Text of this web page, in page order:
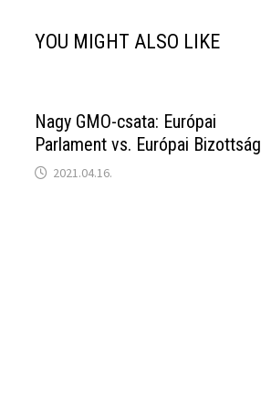
YOU MIGHT ALSO LIKE
Nagy GMO-csata: Európai
Parlament vs. Európai Bizottság
2021.04.16.